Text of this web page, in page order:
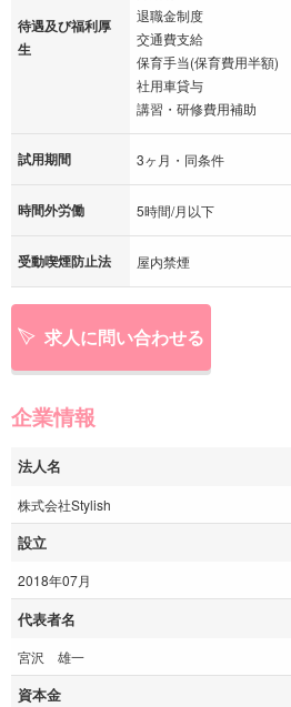
待遇及び福利厚
生
退職金制度
交通費支給
保育手当(保育費用半額)
社用車貸与
講習・研修費用補助
試用期間 3ヶ月・同条件
時間外労働 5時間/月以下
受動喫煙防止法 屋内禁煙
求人に問い合わせる
企業情報
法人名
株式会社Stylish
設立
2018年07月
代表者名
宮沢 雄一
資本金